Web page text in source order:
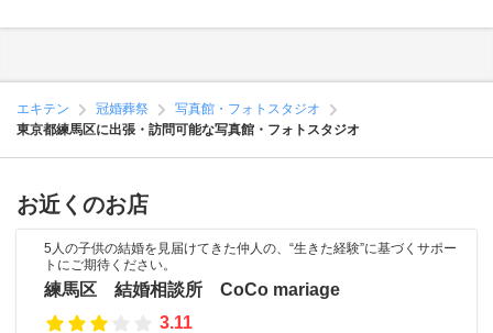
エキテン 冠婚葬祭
写真館・フォトスタジオ
東京都練馬区に出張・訪問可能な写真館・フォトスタジオ
お近くのお店
5人の子供の結婚を見届けてきた仲人の、“生きた経験”に基づくサポー
トにご期待ください。
練馬区 結婚相談所 CoCo mariage
3.11